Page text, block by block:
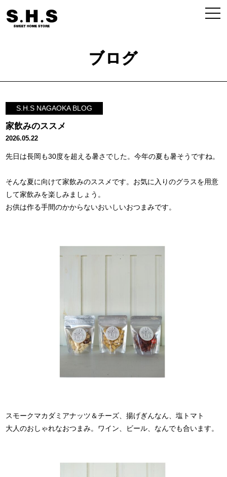
ブログ
S.H.S NAGAOKA BLOG
家飲みのススメ
2026.05.22
先日は長岡も30度を超える暑さでした。今年の夏も暑そうですね。
そんな夏に向けて家飲みのススメです。お気に入りのグラスを用意
して家飲みを楽しみましょう。
お供は作る手間のかからないおいしいおつまみです。
スモークマカダミアナッツ＆チーズ、揚げぎんなん、塩トマト
大人のおしゃれなおつまみ。ワイン、ビール、なんでも合います。